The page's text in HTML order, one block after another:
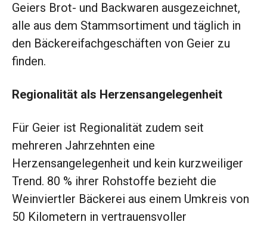
Geiers Brot- und Backwaren ausgezeichnet,
alle aus dem Stammsortiment und täglich in
den Bäckereifachgeschäften von Geier zu
finden.
Regionalität als Herzensangelegenheit
Für Geier ist Regionalität zudem seit
mehreren Jahrzehnten eine
Herzensangelegenheit und kein kurzweiliger
Trend. 80 % ihrer Rohstoffe bezieht die
Weinviertler Bäckerei aus einem Umkreis von
50 Kilometern in vertrauensvoller